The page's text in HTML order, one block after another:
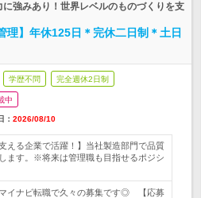
強みあり！世界レベルのものづくりを支
理】年休125日＊完休二日制＊土日
学歴不問 完全週休2日制
中
： 2026/08/10
える企業で活躍！】当社製造部門で品質
ます。※将来は管理職も目指せるポジシ
マイナビ転職で久々の募集です◎ 【応募